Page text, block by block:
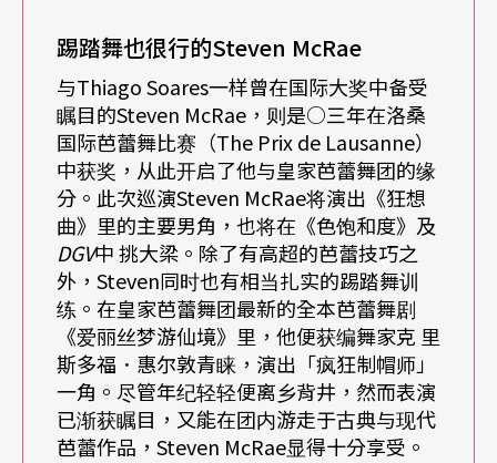
也相当令人兴奋。我想如果观众想要看看皇家芭蕾
舞团不同的风格，那他们会很喜欢《狂想曲》；而
第一支作品《色饱和度》或许会有些震撼，因为它
已经跨越了古典芭蕾，这也正是我们在努力的方
向。我相信，也企图尽最大可能地来挑战舞者的潜
能。当然麦奎格相当尊敬我们的古典舞码，与舞团
一同工作时，他也尽力地去发掘更多。像硬鞋舞者
的舞蹈动作就与他先前合作过穿软鞋的舞者不同，
这对麦奎格来说也是绝佳的经验，他现在也发展了
相当多运用硬鞋技巧的舞码。
踢踏舞也很行的Steven McRae
与Thiago Soares一样曾在国际大奖中备受
瞩目的Steven McRae，则是○三年在洛桑
国际芭蕾舞比赛（The Prix de Lausanne）
中获奖，从此开启了他与皇家芭蕾舞团的缘
分。此次巡演Steven McRae将演出《狂想
曲》里的主要男角，也将在《色饱和度》及
DGV中 挑大梁。除了有高超的芭蕾技巧之
外，Steven同时也有相当扎实的踢踏舞训
练。在皇家芭蕾舞团最新的全本芭蕾舞剧
《爱丽丝梦游仙境》里，他便获编舞家克 里
斯多福．惠尔敦青睐，演出「疯狂制帽师」
一角。尽管年纪轻轻便离乡背井，然而表演
已渐获瞩目，又能在团内游走于古典与现代
芭蕾作品，Steven McRae显得十分享受。